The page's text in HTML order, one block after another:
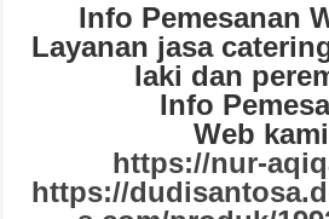
Info Pemesanan
Layanan jasa
laki dan
Info
Web
https://nur-
https://